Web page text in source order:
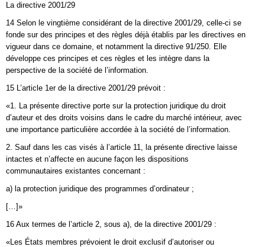
La directive 2001/29
14 Selon le vingtième considérant de la directive 2001/29, celle-ci se
fonde sur des principes et des règles déjà établis par les directives en
vigueur dans ce domaine, et notamment la directive 91/250. Elle
développe ces principes et ces règles et les intègre dans la
perspective de la société de l’information.
15 L’article 1er de la directive 2001/29 prévoit :
«1. La présente directive porte sur la protection juridique du droit
d’auteur et des droits voisins dans le cadre du marché intérieur, avec
une importance particulière accordée à la société de l’information.
2. Sauf dans les cas visés à l’article 11, la présente directive laisse
intactes et n’affecte en aucune façon les dispositions
communautaires existantes concernant :
a) la protection juridique des programmes d’ordinateur ;
[…]»
16 Aux termes de l’article 2, sous a), de la directive 2001/29 :
«Les États membres prévoient le droit exclusif d’autoriser ou